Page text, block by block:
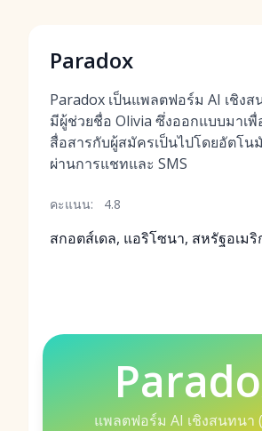
Paradox
Paradox เป็นแพลตฟอร์ม AI เชิง
มีผู้ช่วยชื่อ Olivia ซึ่งออกแบบมาเ
สื่อสารกับผู้สมัครเป็นไปโดยอัตโน
ผ่านการแชทและ SMS
คะแนน: 4.8
สกอตส์เดล, แอริโซนา, สหรัฐอเมริ
แพลตฟอร์ม AI เชิงสนทนา